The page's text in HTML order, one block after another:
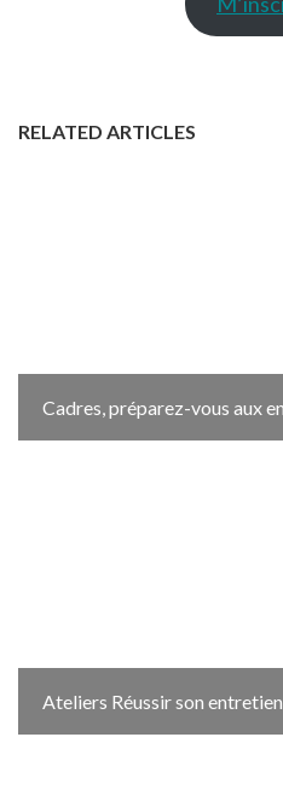
RELATED ARTICLES
Cadres, préparez-vous aux
Ateliers Réussir son